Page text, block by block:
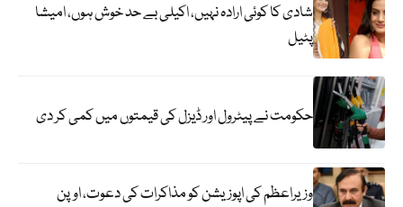
شادی کا کوئی ارادہ نہیں، اکیلی بے حد خوش ہوں، امیشا
پٹیل
حکومت نے پیٹرول اور ڈیزل کی قیمتوں میں کمی کر دی
وزیراعظم کی اپوزیشن کو مذاکرات کی دعوت، اوپن